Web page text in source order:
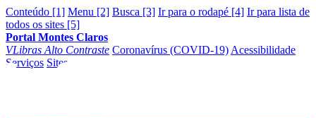
Conteúdo [1] Menu [2] Busca [3] Ir para o rodapé [4] Ir para lista de
todos os sites [5]
Portal Montes Claros
VLibras Alto Contraste Coronavírus (COVID-19) Acessibilidade
Serviços Sites